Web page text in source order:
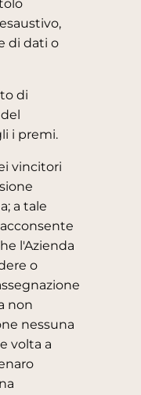
di dati o
di
i premi.
vincitori
a tale
l'Azienda
o
non
nessuna
volta a